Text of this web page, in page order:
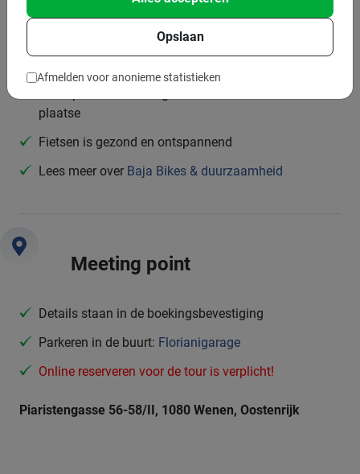
Opslaan
Afmelden voor anonieme statistieken
Fietstours zijn een vorm van duurzaam toerisme
Je bespaart 1,5 tot 2 kilo Co2 vergeleken met de bus
plaatse
Fietsen is gezond en ontspannend
Lees meer over Baja Bikes & duurzaamheid
Meeting point
Details staan in de boekingsbevestiging
Parkeren in de buurt: Florianigarage
Online reserveren voor de tour is verplicht!
Piaristengasse 56-58/II, 1080 Wenen, Oostenrijk